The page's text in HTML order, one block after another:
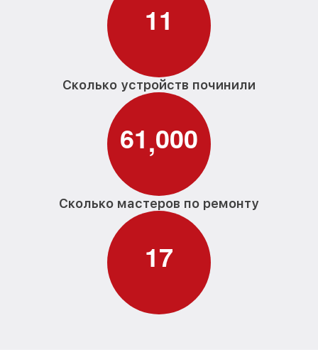
11
Сколько устройств починили
61,000
Сколько мастеров по ремонту
17